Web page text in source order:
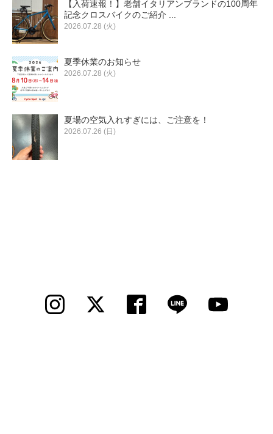
【入荷速報！】老舗イタリアンブランドの100周年
記念クロスバイクのご紹介 ...
2026.07.28 (火)
夏季休業のお知らせ
2026.07.28 (火)
夏場の空気入れすぎには、ご注意を！
2026.07.26 (日)